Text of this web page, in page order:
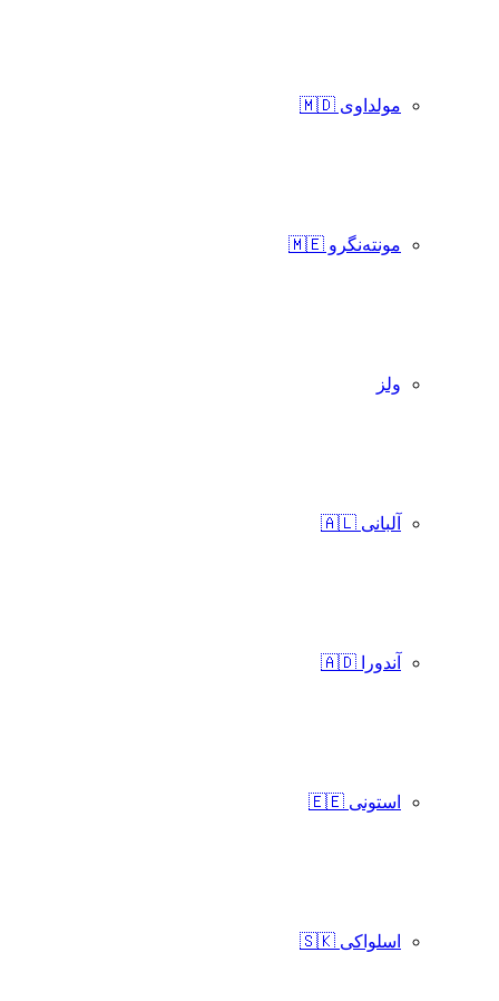
مولداوی 🇲🇩
مونته‌نگرو 🇲🇪
ولز
آلبانی 🇦🇱
آندورا 🇦🇩
استونی 🇪🇪
اسلواکی 🇸🇰